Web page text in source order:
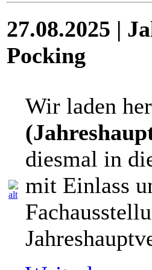
27.08.2025 |
Pocking
Wir laden
diesmal in
mit Einlass